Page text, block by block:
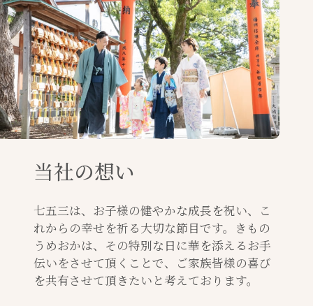
当社の想い
七五三は、お子様の健やかな成長を祝い、こ
れからの幸せを祈る大切な節目です。きもの
うめおかは、その特別な日に華を添えるお手
伝いをさせて頂くことで、ご家族皆様の喜び
を共有させて頂きたいと考えております。